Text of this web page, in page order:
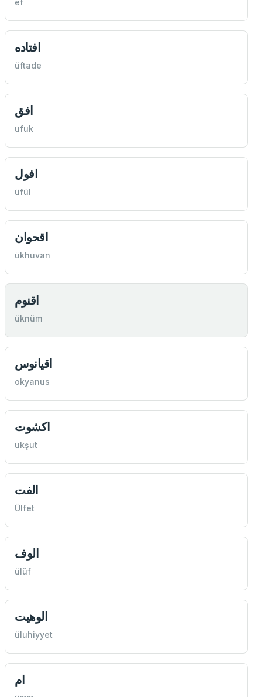
افتاده
üftade
افق
ufuk
افول
üfül
اقحوان
ükhuvan
اقنوم
üknüm
اقيانوس
okyanus
اكشوت
ukşut
الفت
Ülfet
الوف
ülüf
الوهیت
üluhiyyet
ام